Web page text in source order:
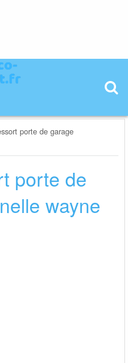
porte de garage
porte de
wayne